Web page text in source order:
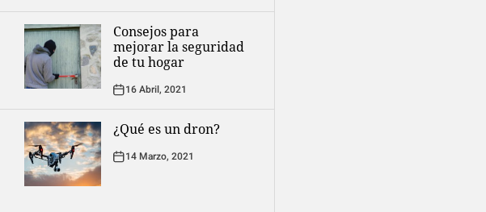
Consejos para
mejorar la seguridad
de tu hogar
16 Abril, 2021
¿Qué es un dron?
14 Marzo, 2021